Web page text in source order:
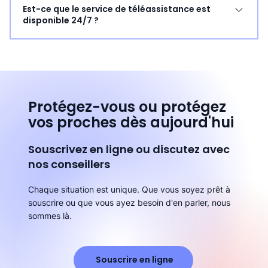
ou qui ont besoin d'une tranquillité d'esprit. Pour
bénéficier du crédit d'impôt, il est nécessaire de
répondre aux critères d'éligibilité définis par le
https://www.economie.gouv.fr/particuliers/gerer-mon-
dimpots/tout-savoir-sur-le-credit
ou d'urgence médicale. Tranquillité d'esprit : Vos
proches seront rassurés de savoir que vous êtes en
sécurité. Simplicité d'utilisation : Dispositif facile à utiliser,
Est-ce que le service de téléassistance est
disponible 24/7 ?
nous à tout moment, jour et nuit.
Protégez-vous ou protégez
vos proches dès aujourd'hui
Souscrivez en ligne ou discutez avec
nos conseillers
Chaque situation est unique. Que vous soyez prêt à
souscrire ou que vous ayez besoin d'en parler, nous
sommes là.
Souscrire en ligne